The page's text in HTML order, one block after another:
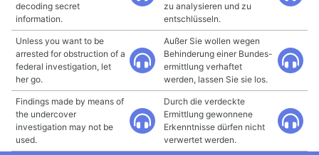
decoding secret
information.
zu analysieren und zu
entschlüsseln.
Unless you want to be
arrested for obstruction of a
federal investigation, let
her go.
Außer Sie wollen wegen
Behinderung einer Bundes-
ermittlung verhaftet
werden, lassen Sie sie los.
Findings made by means of
the undercover
investigation may not be
used.
Durch die verdeckte
Ermittlung gewonnene
Erkenntnisse dürfen nicht
verwertet werden.